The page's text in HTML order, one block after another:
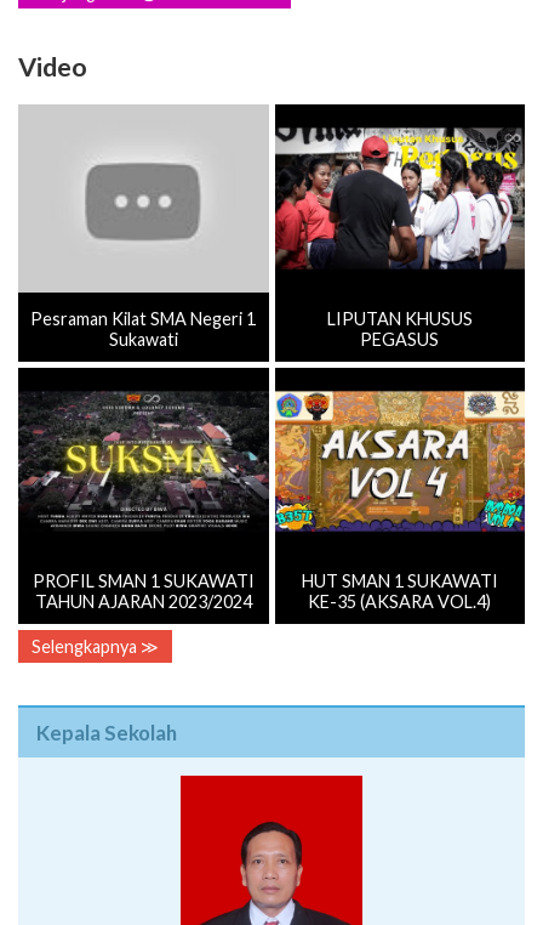
Video
Pesraman Kilat SMA Negeri 1
Sukawati
LIPUTAN KHUSUS
PEGASUS
PROFIL SMAN 1 SUKAWATI
TAHUN AJARAN 2023/2024
HUT SMAN 1 SUKAWATI
KE-35 (AKSARA VOL.4)
Selengkapnya ≫
Kepala Sekolah